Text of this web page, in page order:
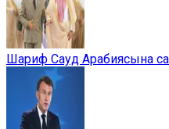
Шариф Сауд Арабиясына